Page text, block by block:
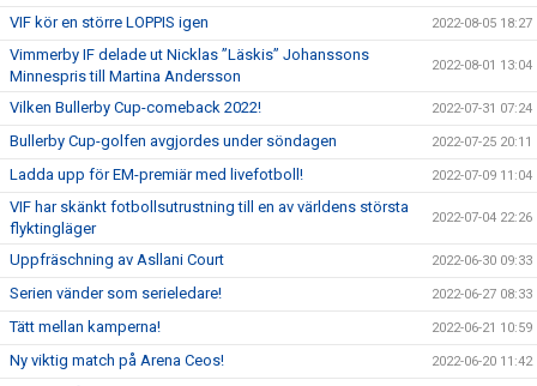
VIF kör en större LOPPIS igen 2022-08-05 18:27
Vimmerby IF delade ut Nicklas ”Läskis” Johanssons
Minnespris till Martina Andersson
2022-08-01 13:04
Vilken Bullerby Cup-comeback 2022! 2022-07-31 07:24
Bullerby Cup-golfen avgjordes under söndagen 2022-07-25 20:11
Ladda upp för EM-premiär med livefotboll! 2022-07-09 11:04
VIF har skänkt fotbollsutrustning till en av världens största
flyktingläger
2022-07-04 22:26
Uppfräschning av Asllani Court 2022-06-30 09:33
Serien vänder som serieledare! 2022-06-27 08:33
Tätt mellan kamperna! 2022-06-21 10:59
Ny viktig match på Arena Ceos! 2022-06-20 11:42